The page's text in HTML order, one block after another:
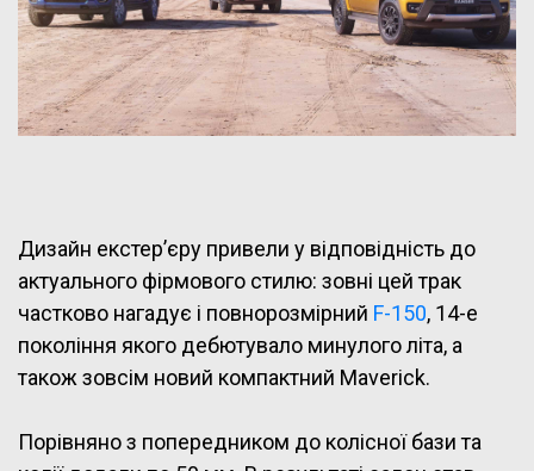
Дизайн екстер’єру привели у відповідність до
актуального фірмового стилю: зовні цей трак
частково нагадує і повнорозмірний F-150, 14-е
покоління якого дебютувало минулого літа, а
також зовсім новий компактний Maverick.
Порівняно з попередником до колісної бази та